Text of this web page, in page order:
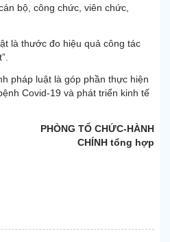
bộ, công chức, viên chức,
là thước đo hiệu quả công tác
pháp luật là góp phần thực hiện
Covid-19 và phát triển kinh tế
PHÒNG TỔ CHỨC-HÀNH
CHÍNH tổng hợp